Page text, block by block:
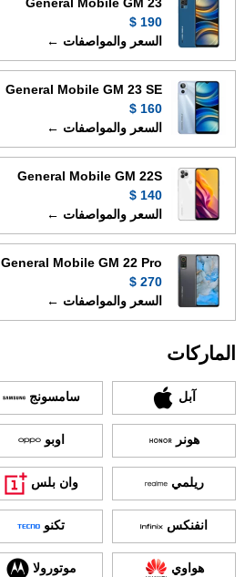
190 $
السعر والمواصفات ←
General Mobile GM 23 SE
160 $
السعر والمواصفات ←
General Mobile GM 22S
140 $
السعر والمواصفات ←
General Mobile GM 22 Pro
270 $
السعر والمواصفات ←
الماركات
آبل سامسونج
هونر اوبو
ريلمي وان بلس
انفنكس تكنو
هواوي موتورولا